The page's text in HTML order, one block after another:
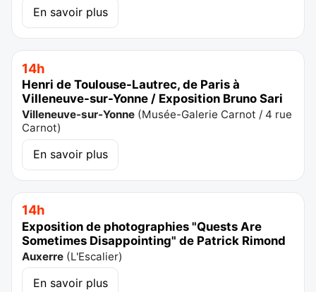
En savoir plus
14h
Henri de Toulouse-Lautrec, de Paris à
Villeneuve-sur-Yonne / Exposition Bruno Sari
Villeneuve-sur-Yonne (Musée-Galerie Carnot / 4 rue
Carnot)
En savoir plus
14h
Exposition de photographies "Quests Are
Sometimes Disappointing" de Patrick Rimond
Auxerre (L'Escalier)
En savoir plus